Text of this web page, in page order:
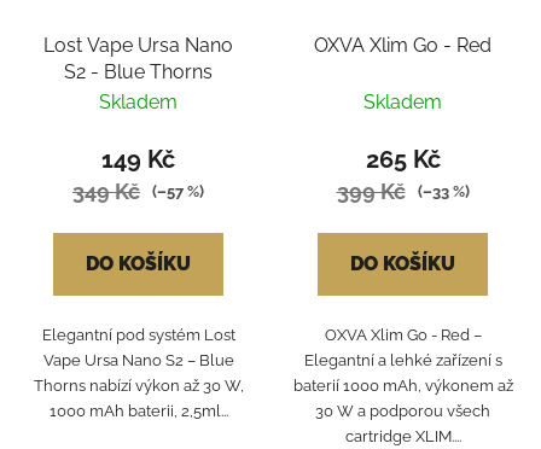
Lost Vape Ursa Nano
S2 - Blue Thorns
Skladem
149 Kč
349 Kč (–57 %)
DO KOŠÍKU
Elegantní pod systém Lost
Vape Ursa Nano S2 – Blue
Thorns nabízí výkon až 30 W,
1000 mAh baterii, 2,5ml...
OXVA Xlim Go - Red
Skladem
265 Kč
399 Kč (–33 %)
DO KOŠÍKU
OXVA Xlim Go - Red –
Elegantní a lehké zařízení s
baterií 1000 mAh, výkonem až
30 W a podporou všech
cartridge XLIM....